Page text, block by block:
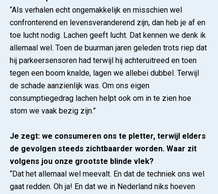
“Als verhalen echt ongemakkelijk en misschien wel
confronterend en levensveranderend zijn, dan heb je af en
toe lucht nodig. Lachen geeft lucht. Dat kennen we denk ik
allemaal wel. Toen de buurman jaren geleden trots riep dat
hij parkeersensoren had terwijl hij achteruitreed en toen
tegen een boom knalde, lagen we allebei dubbel. Terwijl
de schade aanzienlijk was. Om ons eigen
consumptiegedrag lachen helpt ook om in te zien hoe
stom we vaak bezig zijn.”
Je zegt: we consumeren ons te pletter, terwijl elders
de gevolgen steeds zichtbaarder worden. Waar zit
volgens jou onze grootste blinde vlek?
“Dat het allemaal wel meevalt. En dat de techniek ons wel
gaat redden. Oh ja! En dat we in Nederland niks hoeven